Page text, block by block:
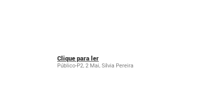
Clique para ler
Público-P2, 2 Mai, Sílvia Pereira